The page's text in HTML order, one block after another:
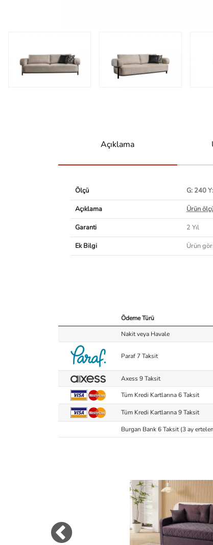
Açıklama
Ölçü
G: 240
Açıklama
Ürün
Garanti
2 Yıl
Ek Bilgi
Ürün
Ödeme Türü
Nakit veya Havale
Paraf 7 Taksit
Axess 9 Taksit
Tüm Kredi Kartlarına 6 Taksit
Tüm Kredi Kartlarına 9 Taksit
Burgan Bank 6 Taksit (3 ay